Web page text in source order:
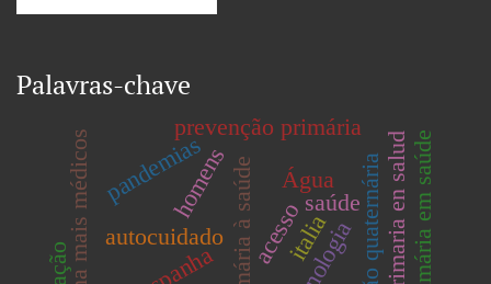
Palavras-chave
autocuidado
saúde
homens
prevenção primária
Água
italia
acesso
pandemias